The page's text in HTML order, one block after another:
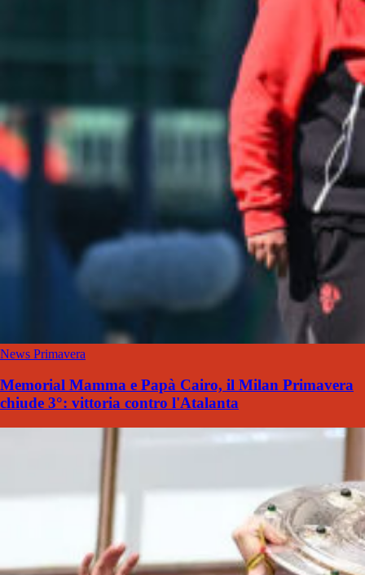
News Primavera
Memorial Mamma e Papà Cairo, il Milan Primavera
chiude 3°: vittoria contro l'Atalanta